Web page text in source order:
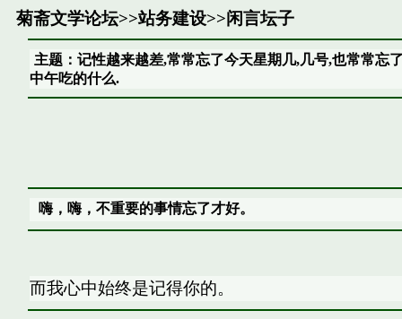
菊斋文学论坛>>站务建设>>闲言坛子
主题：记性越来越差,常常忘了今天星期几,几号,也常常忘
中午吃的什么.
嗨，嗨，不重要的事情忘了才好。
而我心中始终是记得你的。